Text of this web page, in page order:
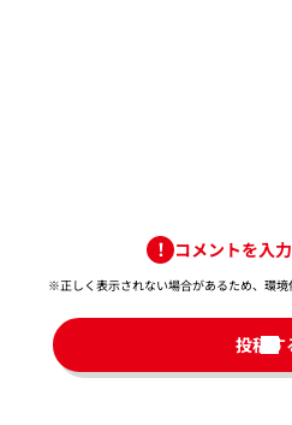
コメントを入
※正しく表示されない場合があるため、環境
投稿す